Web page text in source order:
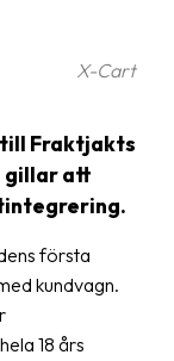
X-Cart
Fraktjakts
gillar att
första
kundvagn.
18 års